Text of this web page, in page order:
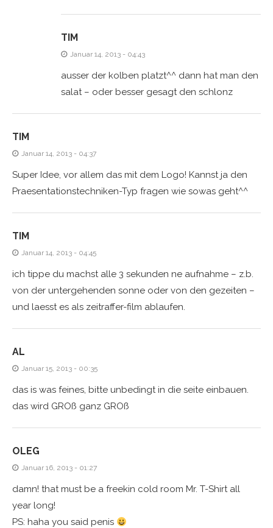
TIM
Januar 14, 2013 - 04:43
ausser der kolben platzt^^ dann hat man den
salat – oder besser gesagt den schlonz
TIM
Januar 14, 2013 - 04:37
Super Idee, vor allem das mit dem Logo! Kannst ja den
Praesentationstechniken-Typ fragen wie sowas geht^^
TIM
Januar 14, 2013 - 04:45
ich tippe du machst alle 3 sekunden ne aufnahme – z.b.
von der untergehenden sonne oder von den gezeiten –
und laesst es als zeitraffer-film ablaufen.
AL
Januar 15, 2013 - 00:35
das is was feines, bitte unbedingt in die seite einbauen.
das wird GROß ganz GROß
OLEG
Januar 16, 2013 - 01:27
damn! that must be a freekin cold room Mr. T-Shirt all
year long!
PS: haha you said penis